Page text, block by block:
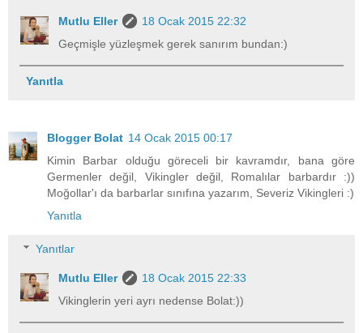
Mutlu Eller
18 Ocak 2015 22:32
Geçmişle yüzleşmek gerek sanırım bundan:)
Yanıtla
Blogger Bolat 14 Ocak 2015 00:17
Kimin Barbar olduğu göreceli bir kavramdır, bana göre
Germenler değil, Vikingler değil, Romalılar barbardır :))
Moğollar'ı da barbarlar sınıfına yazarım, Severiz Vikingleri :)
Yanıtla
Yanıtlar
Mutlu Eller
18 Ocak 2015 22:33
Vikinglerin yeri ayrı nedense Bolat:))